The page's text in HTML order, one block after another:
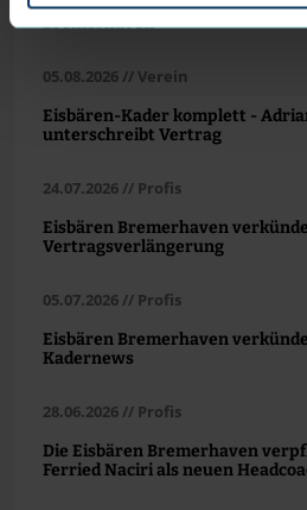
Bremerhaven
05.08.2026 // Verein
Eisbären-Kader komplett -
unterschreibt Vertrag
24.07.2026 // Profis
Eisbären Bremerhaven
Vertragsverlängerung
05.07.2026 // Profis
Eisbären Bremerhaven
Kadernews
28.06.2026 // Profis
Die Eisbären Bremerhaven
Ferried Naciri als neuen